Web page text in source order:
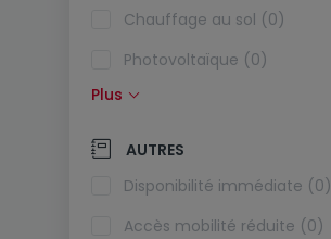
Chauffage au sol (0)
Photovoltaïque (0)
Panneaux solaires (0)
Pompe à chaleur (0)
Climatisation (0)
Fibre optique (0)
Plus
AUTRES
Disponibilité immédiate (0)
Accès mobilité réduite (0)